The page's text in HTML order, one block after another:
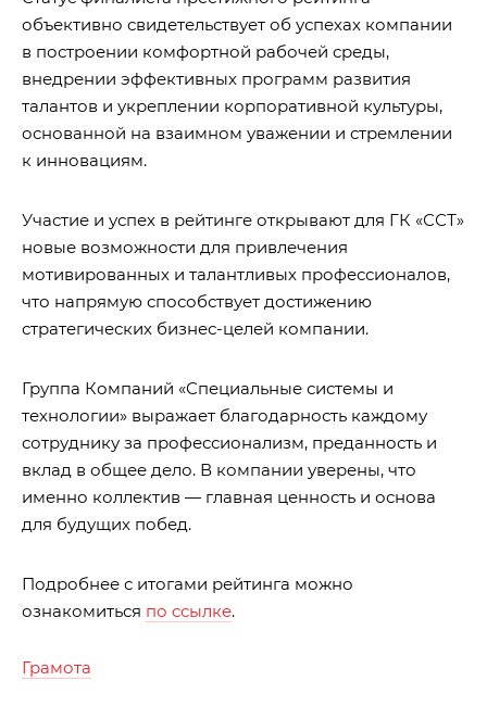
объективно свидетельствует об успехах компании
в построении комфортной рабочей среды,
внедрении эффективных программ развития
талантов и укреплении корпоративной культуры,
основанной на взаимном уважении и стремлении
к инновациям.
Участие и успех в рейтинге открывают для ГК «ССТ»
новые возможности для привлечения
мотивированных и талантливых профессионалов,
что напрямую способствует достижению
стратегических бизнес-целей компании.
Группа Компаний «Специальные системы и
технологии» выражает благодарность каждому
сотруднику за профессионализм, преданность и
вклад в общее дело. В компании уверены, что
именно коллектив — главная ценность и основа
для будущих побед.
Подробнее с итогами рейтинга можно
ознакомиться по ссылке.
Грамота